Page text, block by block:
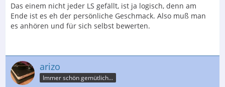
Das einem nicht jeder LS gefällt, ist ja logisch, denn am
Ende ist es eh der persönliche Geschmack. Also muß man
es anhören und für sich selbst bewerten.
arizo
Immer schön gemütlich...